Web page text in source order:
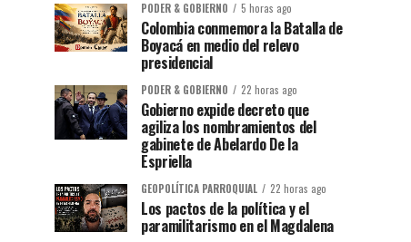
PODER & GOBIERNO 5 horas ago
Colombia conmemora la Batalla de
Boyacá en medio del relevo
presidencial
PODER & GOBIERNO 22 horas ago
Gobierno expide decreto que
agiliza los nombramientos del
gabinete de Abelardo De la
Espriella
GEOPOLÍTICA PARROQUIAL 22 horas ago
Los pactos de la política y el
paramilitarismo en el Magdalena